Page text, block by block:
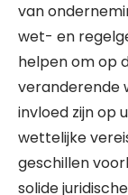
van
wet- en
helpen om op
veranderende
invloed zijn op
wettelijke
geschillen
solide